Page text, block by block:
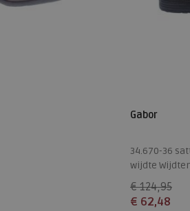
Gabor
34.670-36
wijdte
€ 124,95
€ 62,48